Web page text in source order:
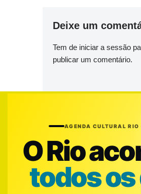
Deixe um
Tem de iniciar a sessão
publicar um comentário.
AGENDA CULTURAL RIO
O Rio
todos os